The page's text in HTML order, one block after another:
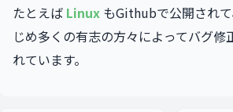
たとえば Linux もGithubで公開され
じめ多くの有志の方々によってバグ修
れています。